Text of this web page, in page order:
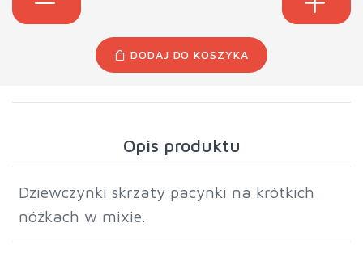
DODAJ DO KOSZYKA
Opis produktu
Dziewczynki skrzaty pacynki na krótkich
nóżkach w mixie.